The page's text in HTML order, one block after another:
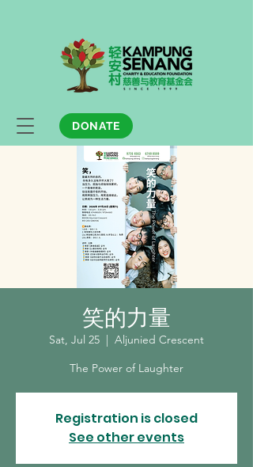
DONATE
笑的力量
Sat, Jul 25
  |
Aljunied Crescent
The Power of Laughter
Registration is closed
See other events